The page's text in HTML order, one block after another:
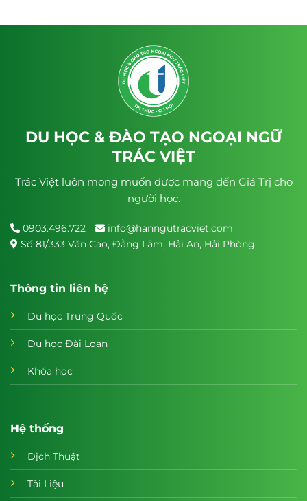
DU HỌC & ĐÀO TẠO NGOẠI NGỮ
TRÁC VIỆT
Trác Việt luôn mong muốn được mang đến Giá Trị cho
người học.
0903.496.722
info@hanngutracviet.com
Số 81/333 Văn Cao, Đằng Lâm, Hải An, Hải Phòng
Thông tin liên hệ
Du học Trung Quốc
Du học Đài Loan
Khóa học
Hệ thống
Dịch Thuật
Tài Liệu